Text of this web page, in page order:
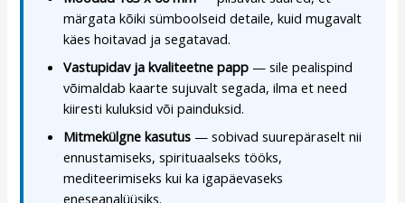
märgata kõiki sümboolseid detaile, kuid mugavalt
käes hoitavad ja segatavad.
Vastupidav ja kvaliteetne papp — sile pealispind
võimaldab kaarte sujuvalt segada, ilma et need
kiiresti kuluksid või painduksid.
Mitmekülgne kasutus — sobivad suurepäraselt nii
ennustamiseks, spirituaalseks tööks,
mediteerimiseks kui ka igapäevaseks
eneseanalüüsiks.